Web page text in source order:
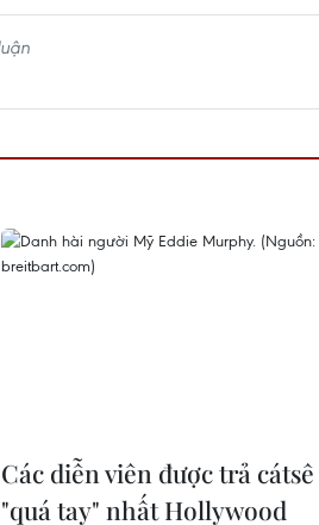
Các diễn viên được trả cátsê
"quá tay" nhất Hollywood